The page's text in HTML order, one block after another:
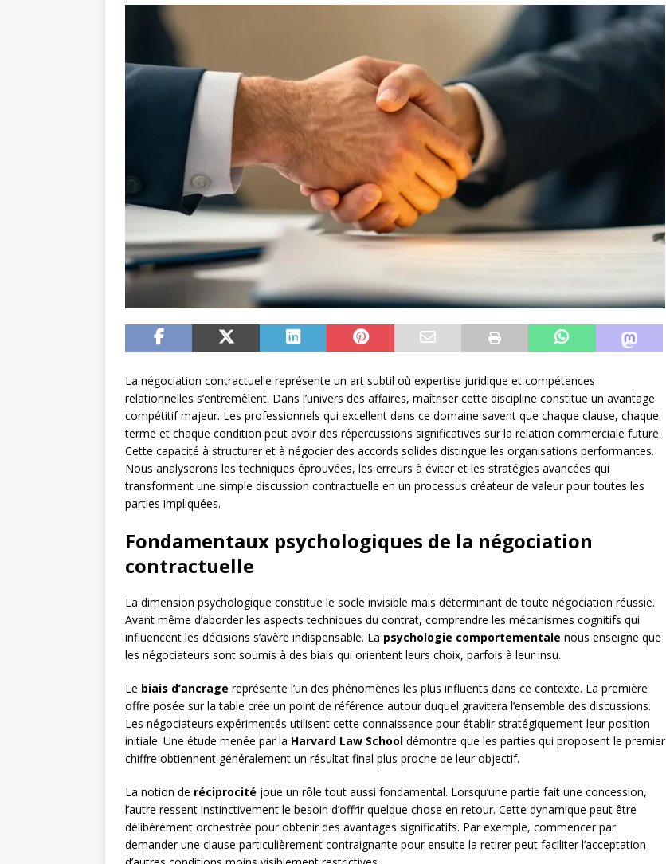
La négociation contractuelle représente un art subtil où expertise juridique et compétences
relationnelles s’entremêlent. Dans l’univers des affaires, maîtriser cette discipline constitue un avantage
compétitif majeur. Les professionnels qui excellent dans ce domaine savent que chaque clause, chaque
terme et chaque condition peut avoir des répercussions significatives sur la relation commerciale future.
Cette capacité à structurer et à négocier des accords solides distingue les organisations performantes.
Nous analyserons les techniques éprouvées, les erreurs à éviter et les stratégies avancées qui
transforment une simple discussion contractuelle en un processus créateur de valeur pour toutes les
parties impliquées.
Fondamentaux psychologiques de la négociation
contractuelle
La dimension psychologique constitue le socle invisible mais déterminant de toute négociation réussie.
Avant même d’aborder les aspects techniques du contrat, comprendre les mécanismes cognitifs qui
influencent les décisions s’avère indispensable. La psychologie comportementale nous enseigne que
les négociateurs sont soumis à des biais qui orientent leurs choix, parfois à leur insu.
Le biais d’ancrage représente l’un des phénomènes les plus influents dans ce contexte. La première
offre posée sur la table crée un point de référence autour duquel gravitera l’ensemble des discussions.
Les négociateurs expérimentés utilisent cette connaissance pour établir stratégiquement leur position
initiale. Une étude menée par la Harvard Law School démontre que les parties qui proposent le premier
chiffre obtiennent généralement un résultat final plus proche de leur objectif.
La notion de réciprocité joue un rôle tout aussi fondamental. Lorsqu’une partie fait une concession,
l’autre ressent instinctivement le besoin d’offrir quelque chose en retour. Cette dynamique peut être
délibérément orchestrée pour obtenir des avantages significatifs. Par exemple, commencer par
demander une clause particulièrement contraignante pour ensuite la retirer peut faciliter l’acceptation